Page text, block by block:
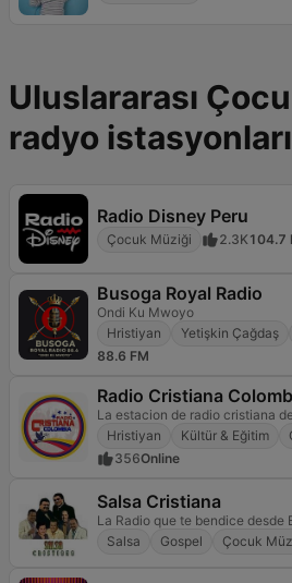
Uluslararası
radyo istasyonları
Radio Disney Peru
Çocuk Müziği 2.3K 104.7
Busoga Royal Radio
Ondi Ku Mwoyo
Hristiyan
Yetişkin Çağdaş
88.6 FM
Radio Cristiana
La estacion de radio cristiana
Hristiyan
Kültür & Eğitim
356Online
Salsa Cristiana
La Radio que te bendice desde
Salsa
Gospel Çocuk